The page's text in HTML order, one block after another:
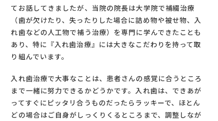
てお話してきましたが、当院の院長は大学院で補綴治療
（歯が欠けたり、失ったりした場合に詰め物や被せ物、入
れ歯などの人工物で補う治療）を専門に学んできたことも
あり、特に『入れ歯治療』には大きなこだわりを持って取
り組んでいます。
入れ歯治療で大事なことは、患者さんの感覚に合うところ
まで一緒に努力できるかどうかです。入れ歯は、できあが
ってすぐにピッタリ合うものだったらラッキーで、ほとん
どの場合はご自身がしっくりくるところまで、調整しなが